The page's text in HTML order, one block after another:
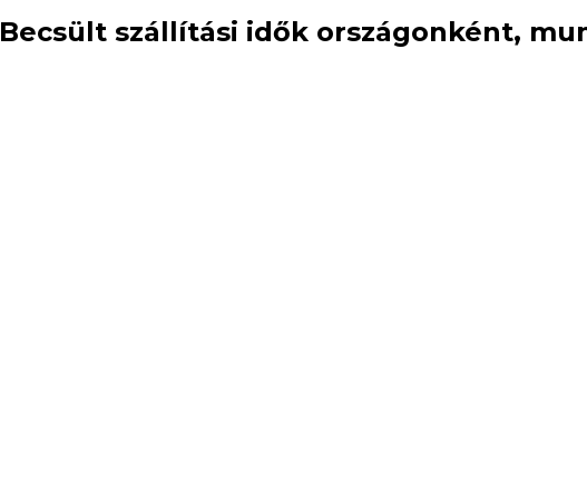
Becsült szállítási idők országonként,